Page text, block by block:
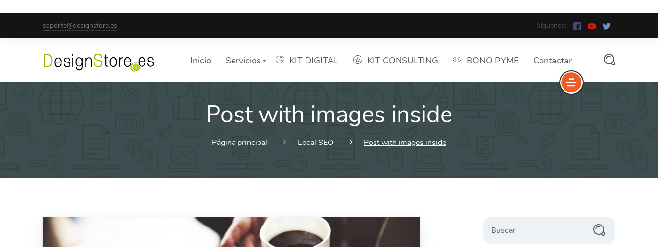
soporte@designstore.es Síguenos:
Elija el que desee
Post with images inside
Página principal Local SEO Post with images inside